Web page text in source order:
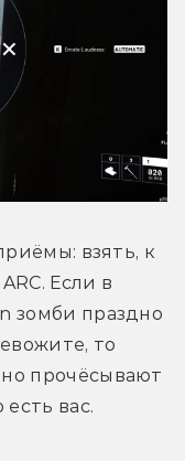
взять, к
Если в
зомби праздно
то
прочёсывают
вас.